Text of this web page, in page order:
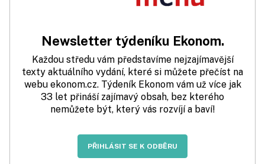
Newsletter týdeníku Ekonom.
Každou středu vám představíme nejzajímavější
texty aktuálního vydání, které si můžete přečíst na
webu ekonom.cz. Týdeník Ekonom vám už více jak
33 let přináší zajímavý obsah, bez kterého
nemůžete být, který vás rozvíjí a baví!
PŘIHLÁSIT SE K ODBĚRU